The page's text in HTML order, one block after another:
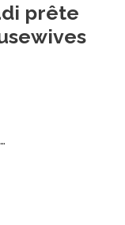
prête
…